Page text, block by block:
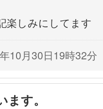
楽しみにしてます
10月30日19時32分
す。